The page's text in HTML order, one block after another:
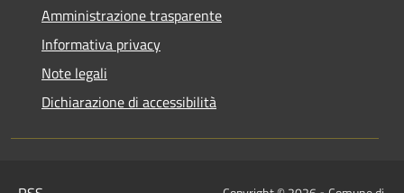
Amministrazione trasparente
Informativa privacy
Note legali
Dichiarazione di accessibilità